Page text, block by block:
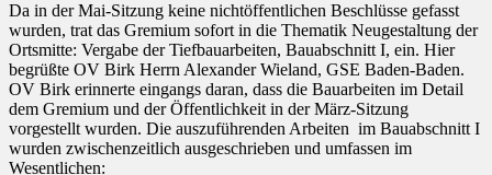
Da in der Mai-Sitzung keine nichtöffentlichen Beschlüsse gefasst
wurden, trat das Gremium sofort in die Thematik Neugestaltung der
Ortsmitte: Vergabe der Tiefbauarbeiten, Bauabschnitt I, ein. Hier
begrüßte OV Birk Herrn Alexander Wieland, GSE Baden-Baden.
OV Birk erinnerte eingangs daran, dass die Bauarbeiten im Detail
dem Gremium und der Öffentlichkeit in der März-Sitzung
vorgestellt wurden. Die auszuführenden Arbeiten im Bauabschnitt I
wurden zwischenzeitlich ausgeschrieben und umfassen im
Wesentlichen: